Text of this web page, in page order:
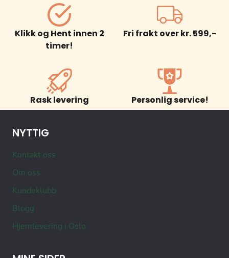
Klikk og Hent innen 2
timer!
Fri frakt over kr. 599,-
Rask levering Personlig service!
NYTTIG
Kontakt oss
Om oss
Kundeklubb
Blogg
Hjemlevering i Oslo